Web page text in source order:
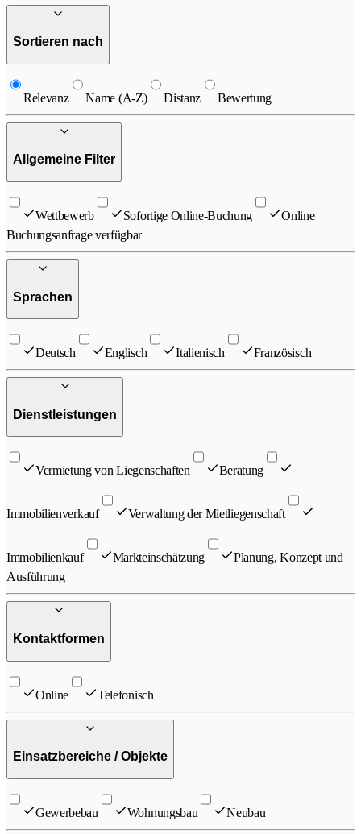
Sortieren nach
Relevanz Name (A-Z) Distanz Bewertung
Allgemeine Filter
Wettbewerb Sofortige Online-Buchung
Online
Buchungsanfrage verfügbar
Sprachen
Deutsch Englisch Italienisch Französisch
Dienstleistungen
Vermietung von Liegenschaften Beratung
Immobilienverkauf Verwaltung der Mietliegenschaft
Immobilienkauf Markteinschätzung
Planung, Konzept und
Ausführung
Kontaktformen
Online Telefonisch
Einsatzbereiche / Objekte
Gewerbebau Wohnungsbau Neubau